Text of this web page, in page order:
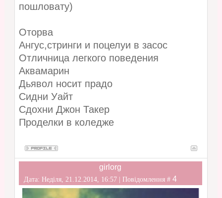
пошловату)
Оторва
Ангус,стринги и поцелуи в засос
Отличница легкого поведения
Аквамарин
Дьявол носит прадо
Сидни Уайт
Сдохни Джон Такер
Проделки в коледже
girlorg
Дата: Неділя, 21.12.2014, 16:57 | Повідомлення # 4